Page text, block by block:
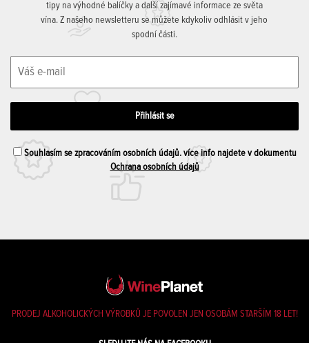
tipy na výhodné balíčky a další zajímavé informace ze světa
vína. Z našeho newsletteru se můžete kdykoliv odhlásit v jeho
spodní části.
Souhlasím se zpracováním osobních údajů. více info najdete v dokumentu
Ochrana osobních údajů
PRODEJ ALKOHOLICKÝCH VÝROBKŮ JE POVOLEN JEN OSOBÁM STARŠÍM 18 LET!